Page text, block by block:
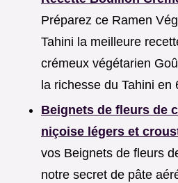
Préparez ce Ramen
Tahini la meilleure
crémeux végétarien
la richesse du Tahini en
Beignets de fleurs de
niçoise légers et
vos Beignets de fleurs
notre secret de pâte